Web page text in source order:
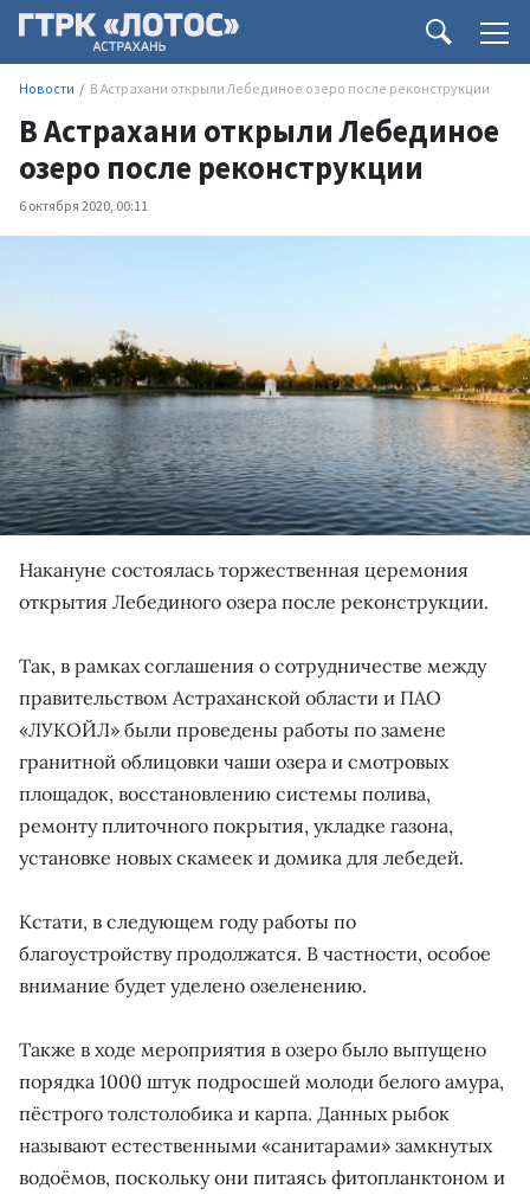
Новости В Астрахани открыли Лебединое озеро после реконструкции
В Астрахани открыли Лебединое
озеро после реконструкции
6 октября 2020, 00:11
Накануне состоялась торжественная церемония
открытия Лебединого озера после реконструкции.
Так, в рамках соглашения о сотрудничестве между
правительством Астраханской области и ПАО
«ЛУКОЙЛ» были проведены работы по замене
гранитной облицовки чаши озера и смотровых
площадок, восстановлению системы полива,
ремонту плиточного покрытия, укладке газона,
установке новых скамеек и домика для лебедей.
Кстати, в следующем году работы по
благоустройству продолжатся. В частности, особое
внимание будет уделено озеленению.
Также в ходе мероприятия в озеро было выпущено
порядка 1000 штук подросшей молоди белого амура,
пёстрого толстолобика и карпа. Данных рыбок
называют естественными «санитарами» замкнутых
водоёмов, поскольку они питаясь фитопланктоном и